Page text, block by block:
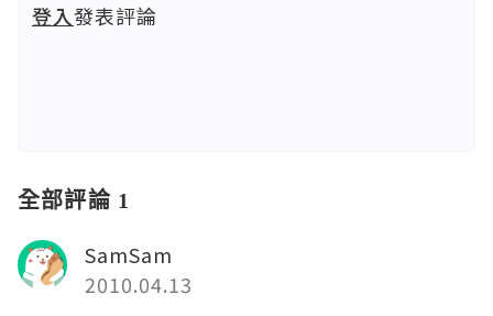
登入發表評論
全部評論 1
SamSam
2010.04.13